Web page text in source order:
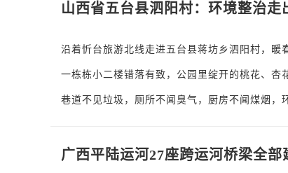
山西省五台县泗阳村：环境整治
沿着忻台旅游北线走进五台县蒋坊乡泗阳村，暖
一栋栋小二楼错落有致，公园里绽开的桃花、杏
巷道不见垃圾，厕所不闻臭气，厨房不闻煤烟，
广西平陆运河27座跨运河桥梁全部